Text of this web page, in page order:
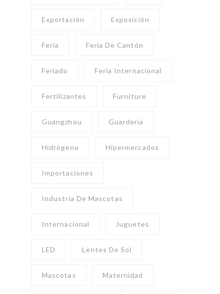
Exportación Exposición
Feria Feria De Cantón
Feriado Feria Internacional
Fertilizantes Furniture
Guangzhou Guardería
Hidrógeno Hipermercados
Importaciones
Industria De Mascotas
Internacional Juguetes
LED Lentes De Sol
Mascotas Maternidad